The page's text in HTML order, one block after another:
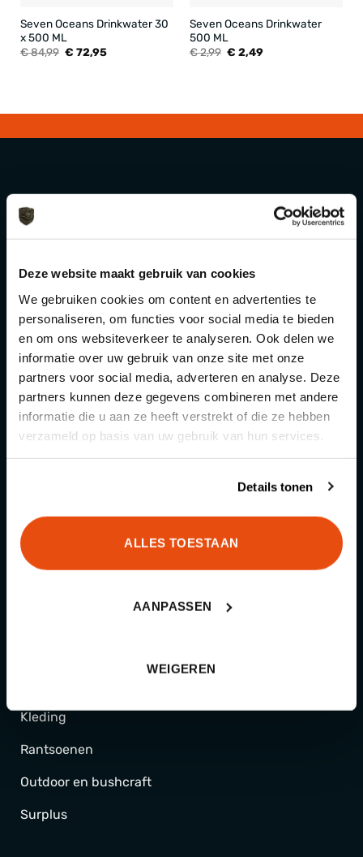
Deze website maakt gebruik van cookies
We gebruiken cookies om content en advertenties te
personaliseren, om functies voor social media te bieden
en om ons websiteverkeer te analyseren. Ook delen we
informatie over uw gebruik van onze site met onze
partners voor social media, adverteren en analyse. Deze
partners kunnen deze gegevens combineren met andere
informatie die u aan ze heeft verstrekt of die ze hebben
verzameld op basis van uw gebruik van hun services.
Details tonen
ALLES TOESTAAN
AANPASSEN
WEIGEREN
Seven Oceans Drinkwater 30
x 500 ML
€84,99 Oorspronkelijke
€ 72,95Huidige
Seven Oceans Drinkwater
500 ML
€2,99 Oorspronkelijke
€ 2,49Huidige
afgeleverd!
Kwaliteit boven alles
Wij kiezen altijd voor duurzaam en
functioneel
Kennis & advies
We helpen je graag de juiste keuze te
Kleding
Rantsoenen
Outdoor en bushcraft
Surplus